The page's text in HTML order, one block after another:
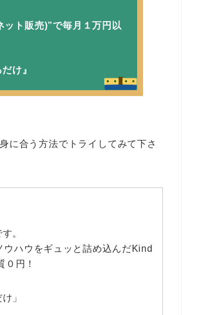
ット販売)”で毎月１万円以
け』
に合う方法でトライしてみて下さ
。
ハウをギュッと詰め込んだKind
円！
」